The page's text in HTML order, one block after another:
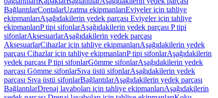
BağlantılarContalarUzatma ekipmanlarıEviyeler için tahliye
ekipmanlarıAşağıdakilerin yedek parçası Eviyeler için tahliye
ekipmanlarıP tipi sifonlarAşağıdakilerin yedek parçası P tipi
sifonlarAksesuarlarAşağıdakilerin yedek parçası
AksesuarlarCihazlar için tahliye ekipmanlarıAşağıdakilerin yedek
parçası Cihazlar için tahliye ekipmanlarıP tipi sifonlarAşağıdakilerin
yedek parçası P tipi sifonlarGömme sifonlarAşağıdakilerin yedek
parçası Gömme sifonlarSıva üstü sifonlarAşağıdakilerin yedek
parçası Sıva üstü sifonlarBağlantılarAşağıdakilerin yedek parçası
BağlantılarDrenaj lavaboları için tahliye ekipmanlarıAşağıdakilerin